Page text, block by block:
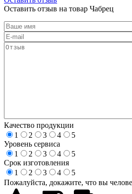
Оставить отзыв на товар Чабрец
Качество продукции
1
2 3 4
5
Уровень сервиса
1
2 3 4
5
Срок изготовления
1
2 3 4
5
Пожалуйста, докажите, что вы